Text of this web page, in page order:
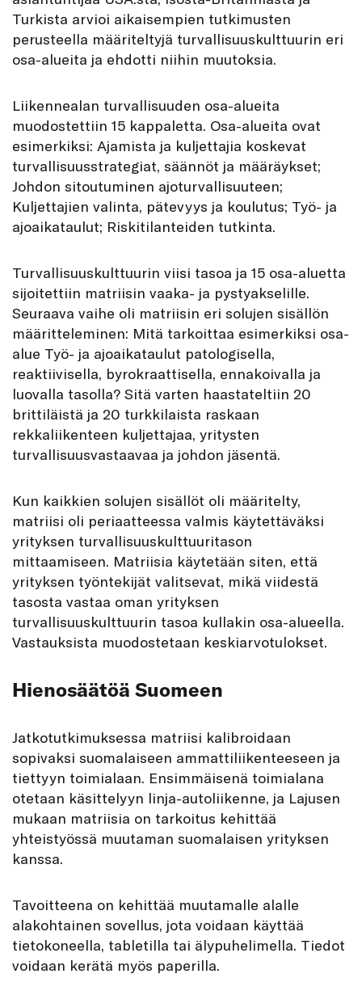
Turkista arvioi aikaisempien tutkimusten
perusteella määriteltyjä turvallisuuskulttuurin eri
osa-alueita ja ehdotti niihin muutoksia.
Liikennealan turvallisuuden osa-alueita
muodostettiin 15 kappaletta. Osa-alueita ovat
esimerkiksi: Ajamista ja kuljettajia koskevat
turvallisuusstrategiat, säännöt ja määräykset;
Johdon sitoutuminen ajoturvallisuuteen;
Kuljettajien valinta, pätevyys ja koulutus; Työ- ja
ajoaikataulut; Riskitilanteiden tutkinta.
Turvallisuuskulttuurin viisi tasoa ja 15 osa-aluetta
sijoitettiin matriisin vaaka- ja pystyakselille.
Seuraava vaihe oli matriisin eri solujen sisällön
määritteleminen: Mitä tarkoittaa esimerkiksi osa-
alue Työ- ja ajoaikataulut patologisella,
reaktiivisella, byrokraattisella, ennakoivalla ja
luovalla tasolla? Sitä varten haastateltiin 20
brittiläistä ja 20 turkkilaista raskaan
rekkaliikenteen kuljettajaa, yritysten
turvallisuusvastaavaa ja johdon jäsentä.
Kun kaikkien solujen sisällöt oli määritelty,
matriisi oli periaatteessa valmis käytettäväksi
yrityksen turvallisuuskulttuuritason
mittaamiseen. Matriisia käytetään siten, että
yrityksen työntekijät valitsevat, mikä viidestä
tasosta vastaa oman yrityksen
turvallisuuskulttuurin tasoa kullakin osa-alueella.
Vastauksista muodostetaan keskiarvotulokset.
Hienosäätöä Suomeen
Jatkotutkimuksessa matriisi kalibroidaan
sopivaksi suomalaiseen ammattiliikenteeseen ja
tiettyyn toimialaan. Ensimmäisenä toimialana
otetaan käsittelyyn linja-autoliikenne, ja Lajusen
mukaan matriisia on tarkoitus kehittää
yhteistyössä muutaman suomalaisen yrityksen
kanssa.
Tavoitteena on kehittää muutamalle alalle
alakohtainen sovellus, jota voidaan käyttää
tietokoneella, tabletilla tai älypuhelimella. Tiedot
voidaan kerätä myös paperilla.